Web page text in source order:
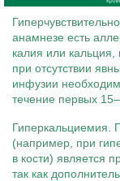
анамнезе есть
калия или
при отсутствии
инфузии
течение первых
Гиперкальциемия.
(например, при
в кости) является
так как